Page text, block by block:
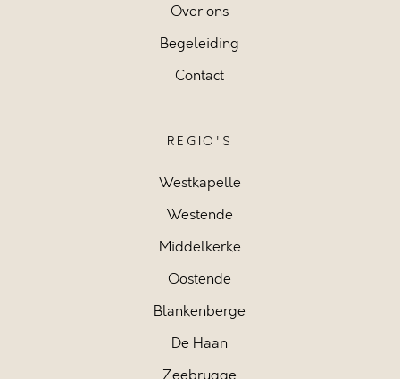
Over ons
Begeleiding
Contact
REGIO'S
Westkapelle
Westende
Middelkerke
Oostende
Blankenberge
De Haan
Zeebrugge